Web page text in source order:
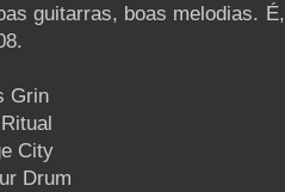
guitarras, boas melodias.
Grin
City
Drum